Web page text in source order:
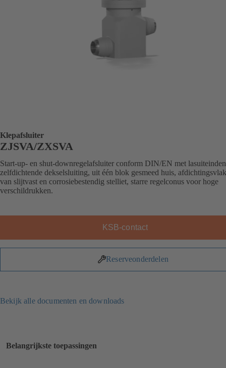
Klepafsluiter
ZJSVA/ZXSVA
Start-up- en shut-downregelafsluiter conform DIN/EN met
zelfdichtende dekselsluiting, uit één blok gesmeed huis,
van slijtvast en corrosiebestendig stelliet, starre regelconus voor hoge
verschildrukken.
KSB-contact
Reserveonderdelen
Bekijk alle documenten en downloads
Belangrijkste toepassingen